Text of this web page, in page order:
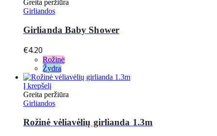
Greita peržiūra
Girliandos
Girlianda Baby Shower
€4.20
Rožinė
Žydra
Į krepšelį
Greita peržiūra
Girliandos
Rožinė vėliavėlių girlianda 1.3m